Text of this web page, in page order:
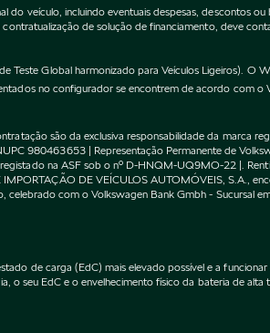
veículo, incluindo eventuais despesas, descontos ou
de solução de financiamento, deve
Global harmonizado para Veículos Ligeiros). O
no configurador se encontrem de acordo com o
são da exclusiva responsabilidade da marca
980463653 | Representação Permanente de
na ASF sob o nº D-HNQM-UQ9MO-22 |.
DE VEÍCULOS AUTOMÓVEIS, S.A.,
com o Volkswagen Bank Gmbh - Sucursal
de carga (EdC) mais elevado possível e a
o seu EdC e o envelhecimento físico da bateria de alta